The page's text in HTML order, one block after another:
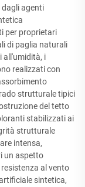
dagli agenti
per proprietari
di paglia naturali
all'umidità, i
realizzati con
strutturale tipici
del tetto
stabilizzati ai
strutturale
intensa,
un aspetto
al vento
sintetica,